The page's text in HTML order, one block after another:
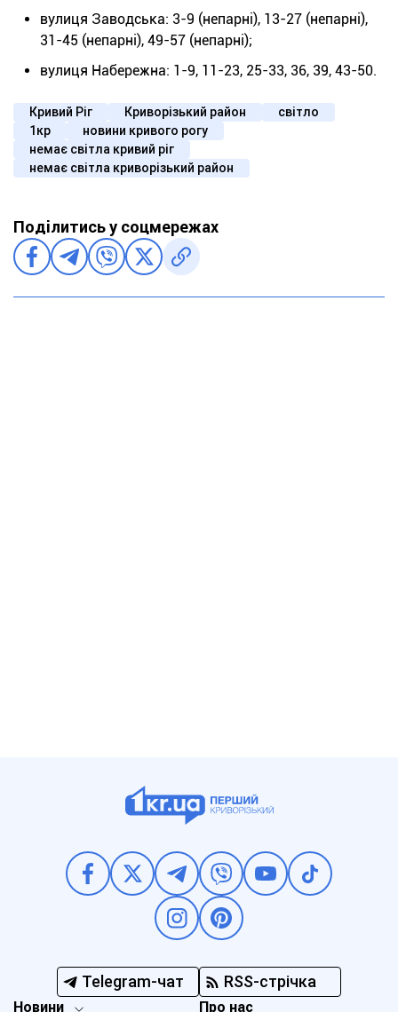
вулиця Заводська: 3-9 (непарні), 13-27 (непарні),
31-45 (непарні), 49-57 (непарні);
вулиця Набережна: 1-9, 11-23, 25-33, 36, 39, 43-50.
Кривий Ріг Криворізький район
світло
1кр
новини кривого рогу
немає світла кривий ріг
немає світла криворізький район
Поділитись у соцмережах
Telegram-чат RSS-стрічка
Новини Про нас